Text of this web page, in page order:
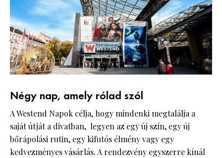
Négy nap, amely rólad szól
A Westend Napok célja, hogy mindenki megtalálja a
saját útját a divatban, legyen az egy új szín, egy új
bőrápolási rutin, egy kifutós élmény vagy egy
kedvezményes vásárlás. A rendezvény egyszerre kínál